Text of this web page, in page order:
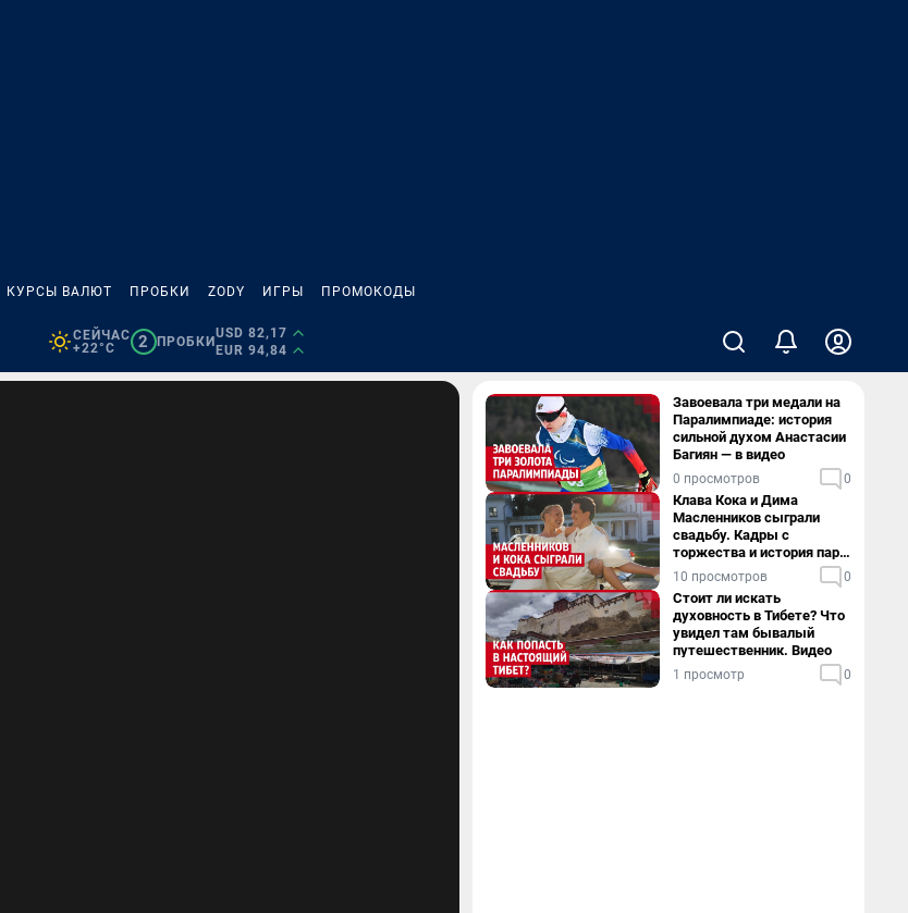
КУРСЫ ВАЛЮТ ПРОБКИ ZODY ИГРЫ ПРОМОКОДЫ
СЕЙЧАС
+22°C
2 ПРОБКИ
USD 82,17
EUR 94,84
Завоевала три медали на
Паралимпиаде: история
сильной духом Анастасии
Багиян — в видео
0 просмотров 0
Клава Кока и Дима
Масленников сыграли
свадьбу. Кадры с
торжества и история пары
— в видео
10 просмотров 0
Стоит ли искать
духовность в Тибете? Что
увидел там бывалый
путешественник. Видео
1 просмотр 0